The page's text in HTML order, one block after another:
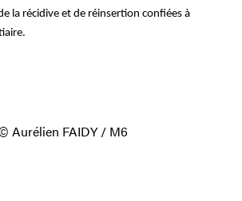
la récidive et de réinsertion confiées à
Aurélien FAIDY / M6